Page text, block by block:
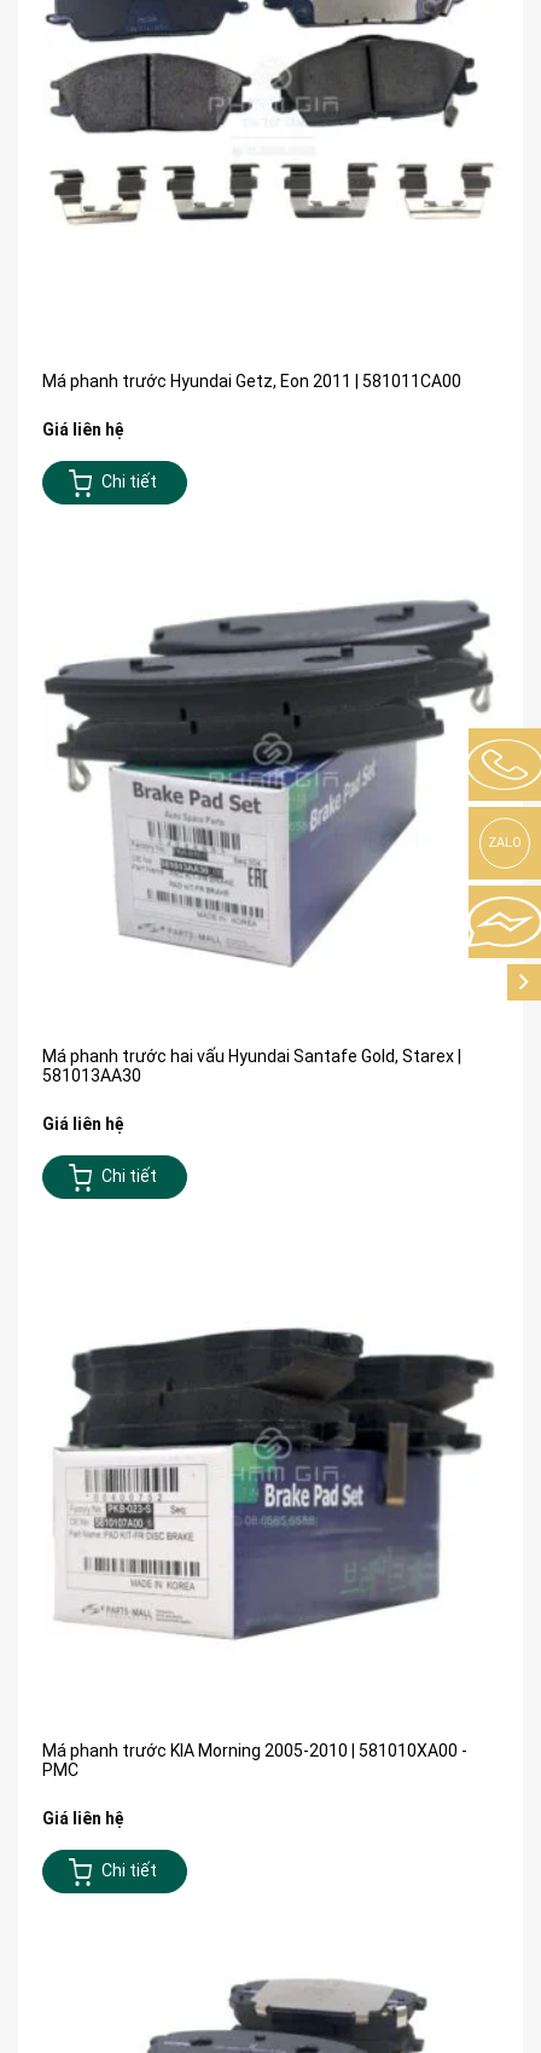
Má phanh trước Hyundai Getz, Eon 2011 | 581011CA00
Giá liên hệ
Chi tiết
Má phanh trước hai vấu Hyundai Santafe Gold, Starex |
581013AA30
Giá liên hệ
Chi tiết
Má phanh trước KIA Morning 2005-2010 | 581010XA00 -
PMC
Giá liên hệ
Chi tiết
ZALO